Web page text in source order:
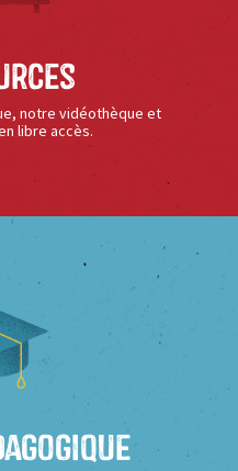
notre vidéothèque et
libre accès.